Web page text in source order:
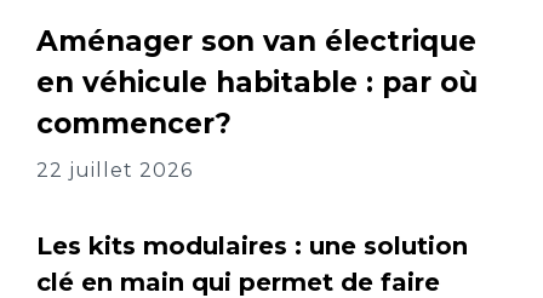
Aménager son van électrique
en véhicule habitable : par où
commencer?
22 juillet 2026
Les kits modulaires : une solution
clé en main qui permet de faire